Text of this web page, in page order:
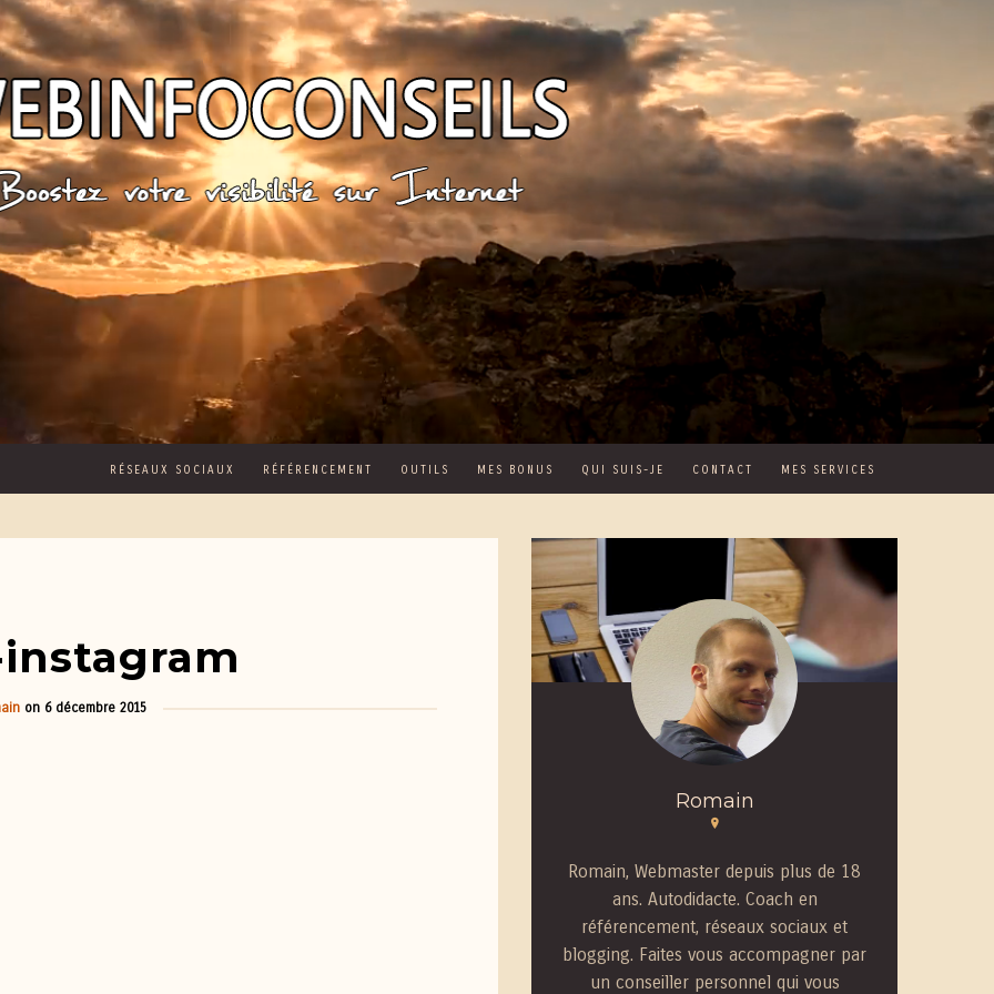
RÉSEAUX SOCIAUX RÉFÉRENCEMENT OUTILS MES BONUS QUI SUIS-JE CONTACT MES SERVICES
on 6 décembre 2015
Romain
Romain, Webmaster depuis plus de 18
ans. Autodidacte. Coach en
référencement, réseaux sociaux et
blogging. Faites vous accompagner par
un conseiller personnel qui vous